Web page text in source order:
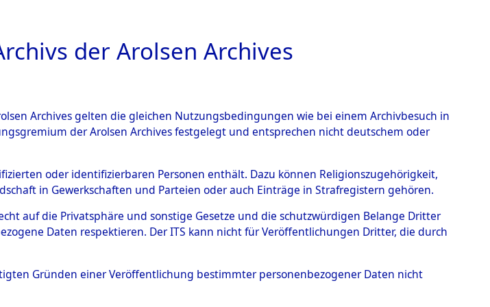
ÜBERSICHT BILD
Gardelege - Hofham.→0003
(84604102)
der Arolsen Archives
Archives gelten die gleichen Nutzungsbedingungen wie bei einem Archivbesuch in
der Arolsen Archives festgelegt und entsprechen nicht deutschem oder
oder identifizierbaren Personen enthält. Dazu können Religionszugehörigkeit,
in Gewerkschaften und Parteien oder auch Einträge in Strafregistern gehören.
auf die Privatsphäre und sonstige Gesetze und die schutzwürdigen Belange Dritter
Daten respektieren. Der ITS kann nicht für Veröffentlichungen Dritter, die durch
Gründen einer Veröffentlichung bestimmter personenbezogener Daten nicht